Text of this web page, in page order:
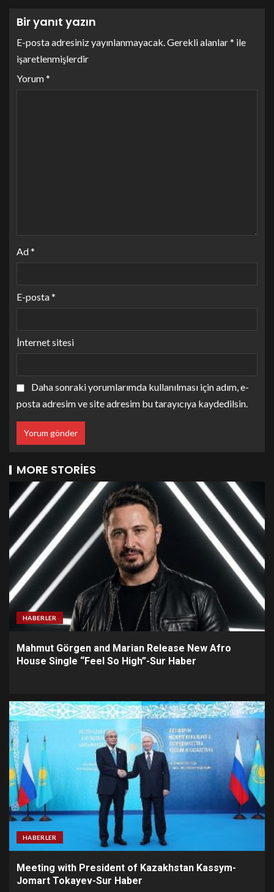
Bir yanıt yazın
E-posta adresiniz yayınlanmayacak. Gerekli alanlar* ile
işaretlenmişlerdir
Yorum*
Ad*
E-posta*
İnternet sitesi
Daha sonraki yorumlarımda kullanılması için adım, e-
posta adresim ve site adresim bu tarayıcıya kaydedilsin.
MORE STORIES
HABERLER
Mahmut Görgen and Marian Release New Afro
House Single “Feel So High”-Sur Haber
HABERLER
Meeting with President of Kazakhstan Kassym-
Jomart Tokayev-Sur Haber